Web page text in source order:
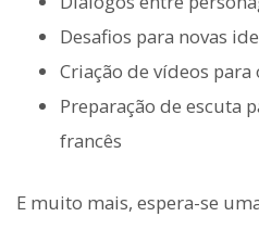
Desafios para novas
Criação de vídeos
Preparação de escuta
francês
E muito mais, espera-se